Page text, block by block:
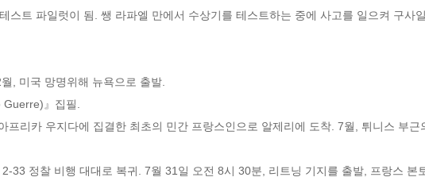
스트 파일럿이 됨. 쌩 라파엘 만에서 수상기를 테스트하는 중에 사고를 일으켜 구사
, 미국 망명위해 뉴욕으로 출발.
』집필.
프리카 우지다에 집결한 최초의 민간 프랑스인으로 알제리에 도착. 7월, 튀니스 부근
33 정찰 비행 대대로 복귀. 7월 31일 오전 8시 30분, 리트닝 기지를 출발, 프랑스 본